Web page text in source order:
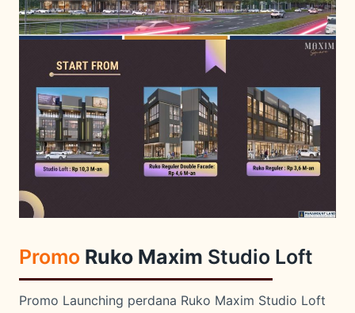
Promo Ruko Maxim Studio Loft
Promo Launching perdana Ruko Maxim Studio Loft